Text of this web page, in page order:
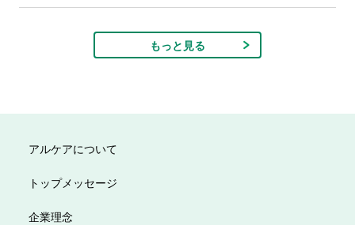
もっと見る
アルケアについて
トップメッセージ
企業理念